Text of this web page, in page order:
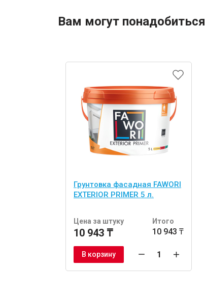
Вам могут понадобиться
Грунтовка фасадная FAWORI
EXTERIOR PRIMER 5 л.
Цена за штуку
10 943 ₸
Итого
10 943 ₸
В корзину